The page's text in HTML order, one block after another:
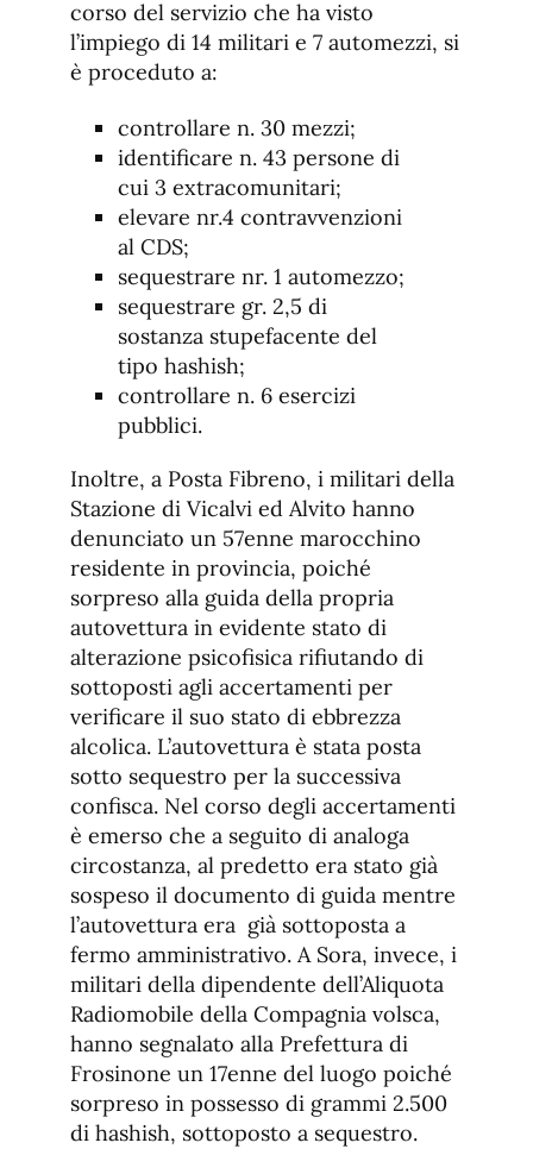
corso del servizio che ha visto
l’impiego di 14 militari e 7 automezzi, si
è proceduto a:
controllare n. 30 mezzi;
identificare n. 43 persone di
cui 3 extracomunitari;
elevare nr.4 contravvenzioni
al CDS;
sequestrare nr. 1 automezzo;
sequestrare gr. 2,5 di
sostanza stupefacente del
tipo hashish;
controllare n. 6 esercizi
pubblici.
Inoltre, a Posta Fibreno, i militari della
Stazione di Vicalvi ed Alvito hanno
denunciato un 57enne marocchino
residente in provincia, poiché
sorpreso alla guida della propria
autovettura in evidente stato di
alterazione psicofisica rifiutando di
sottoposti agli accertamenti per
verificare il suo stato di ebbrezza
alcolica. L’autovettura è stata posta
sotto sequestro per la successiva
confisca. Nel corso degli accertamenti
è emerso che a seguito di analoga
circostanza, al predetto era stato già
sospeso il documento di guida mentre
l’autovettura era già sottoposta a
fermo amministrativo. A Sora, invece, i
militari della dipendente dell’Aliquota
Radiomobile della Compagnia volsca,
hanno segnalato alla Prefettura di
Frosinone un 17enne del luogo poiché
sorpreso in possesso di grammi 2.500
di hashish, sottoposto a sequestro.